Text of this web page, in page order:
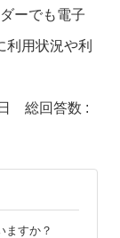
ーでも電子
利用状況や利
日 総回答数 :
ますか？